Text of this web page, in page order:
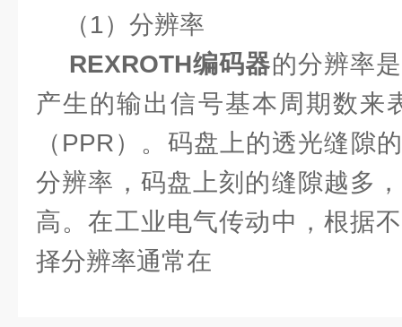
（1）分辨率
REXROTH编码器的分辨率
产生的输出信号基本周期数来
（PPR）。码盘上的透光缝隙
分辨率，码盘上刻的缝隙越多
高。在工业电气传动中，根据
择分辨率通常在